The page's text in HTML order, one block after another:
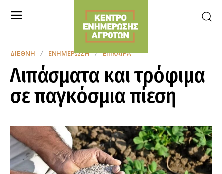
ΔΙΕΘΝΉ ΕΝΗΜΈΡΩΣΗ ΕΠΊΚΑΙΡΑ
Λιπάσματα και τρόφιμα
σε παγκόσμια πίεση